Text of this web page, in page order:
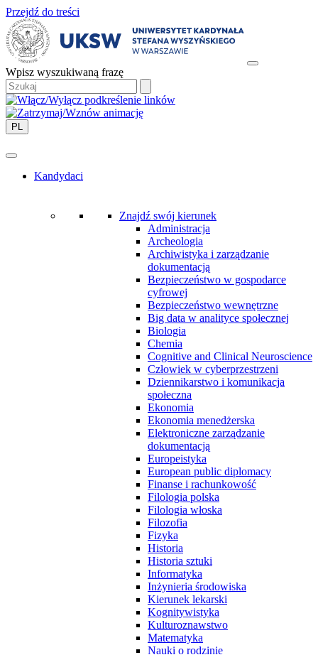
Przejdź do treści
Wpisz wyszukiwaną frazę
PL
Kandydaci
Znajdź swój kierunek
Administracja
Archeologia
Archiwistyka i zarządzanie
dokumentacją
Bezpieczeństwo w gospodarce
cyfrowej
Bezpieczeństwo wewnętrzne
Big data w analityce społecznej
Biologia
Chemia
Cognitive and Clinical Neuroscience
Człowiek w cyberprzestrzeni
Dziennikarstwo i komunikacja
społeczna
Ekonomia
Ekonomia menedżerska
Elektroniczne zarządzanie
dokumentacją
Europeistyka
European public diplomacy
Finanse i rachunkowość
Filologia polska
Filologia włoska
Filozofia
Fizyka
Historia
Historia sztuki
Informatyka
Inżynieria środowiska
Kierunek lekarski
Kognitywistyka
Kulturoznawstwo
Matematyka
Nauki o rodzinie